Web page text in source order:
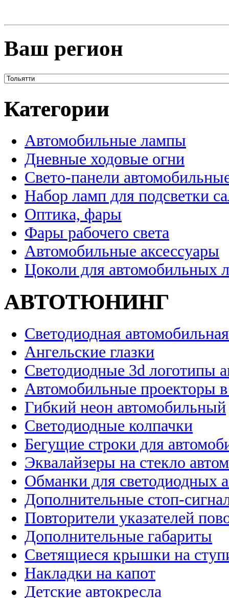
Ваш регион
Категории
Автомобильные лампы
Дневные ходовые огни
Свето-панели
Набор ламп для подсветки
Оптика, фары
Фары рабочего света
Автомобильные аксессуары
Цоколи для автомобильных
АВТОТЮНИНГ
Светодиодная
Ангельские глазки
Светодиодные 3d логотипы
Автомобильные проекторы
Гибкий неон автомобильный
Светодиодные колпачки
Бегущие строки для
Эквалайзеры на стекло
Обманки для светодиодных
Дополнительные стоп-
Повторители указателей
Дополнительные габариты
Светящиеся крышки на
Накладки на капот
Детские автокресла